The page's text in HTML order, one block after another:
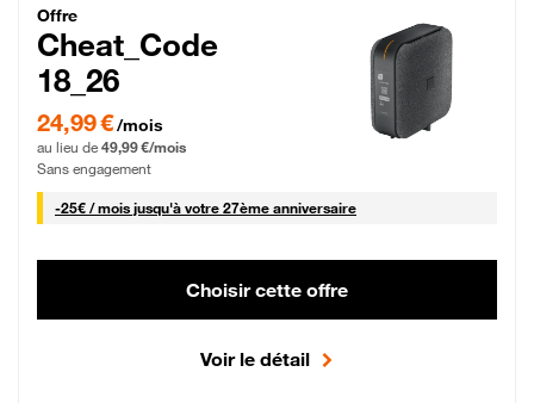
Cheat_Code Fibre_18_26
Offre
Cheat_Code
18_26
24,99 € par mois pendant 0 mois puis 49,99 € par mois, Sans engagement
24,99 €/mois
au lieu de 49,99 €/mois
Sans engagement
-25€ / mois25 € par mois
jusqu'à votre 27ème anniversaire
Choisir cette offre
Voir le détail